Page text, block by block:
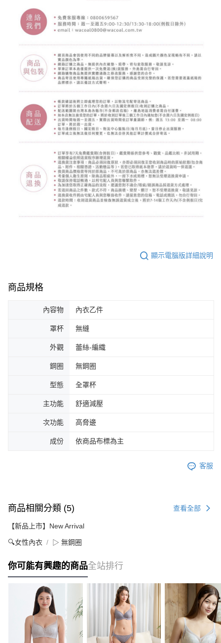
顯示電腦版詳細說明
商品規格
內容物 內衣乙件
罩杯 無縫
外觀 蕾絲-編織
鋼圈 無鋼圈
型態 全罩杯
主功能 舒適減壓
次功能 高脅邊
成份 依商品布標為主
客服
商品相關分類 (5) 查看全部
【新品上市】New Arrival
🔍女性內衣 ▷ 無鋼圈
你可能有興趣的商品全站排行